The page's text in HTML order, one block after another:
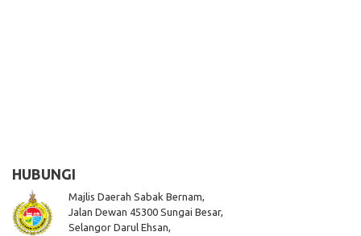
HUBUNGI
Majlis Daerah Sabak Bernam,
Jalan Dewan 45300 Sungai Besar,
Selangor Darul Ehsan,